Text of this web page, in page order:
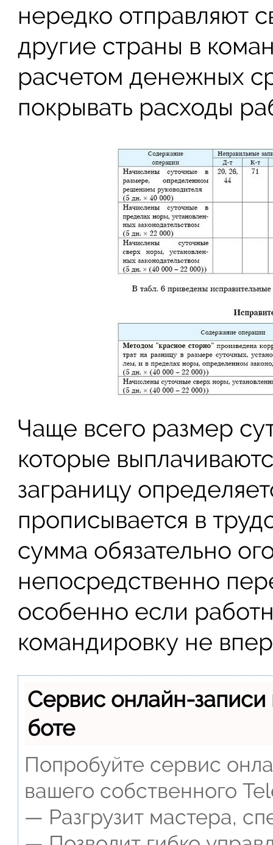
нередко отправляют
другие страны в
расчетом денежных
покрывать расходы
Чаще всего размер
которые
заграницу
прописывается в
сумма обязательно
непосредственно
особенно если
командировку не
Сервис онлайн-
боте
Попробуйте сервис
вашего собственного
— Разгрузит мастера,